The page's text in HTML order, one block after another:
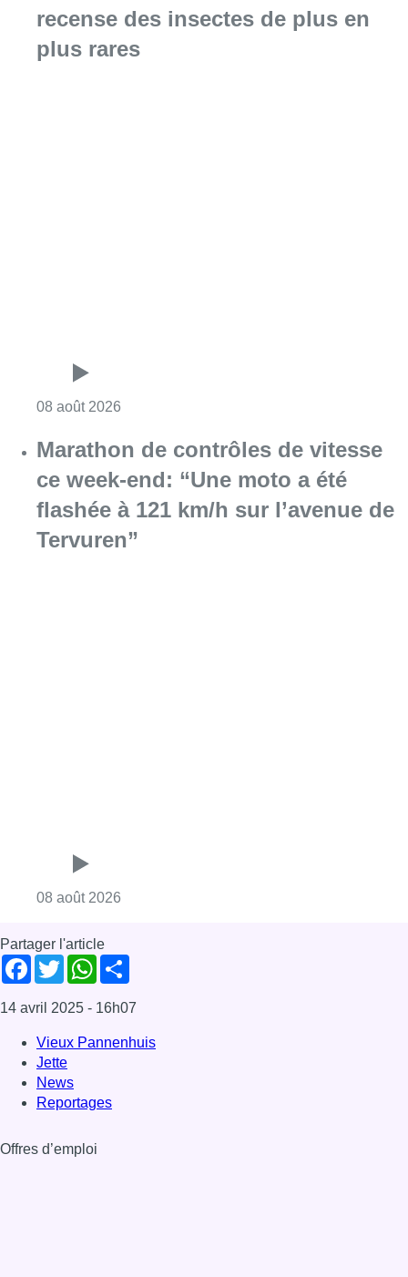
recense des insectes de plus en
plus rares
08 août 2026
Marathon de contrôles de vitesse
ce week-end: “Une moto a été
flashée à 121 km/h sur l’avenue de
Tervuren”
08 août 2026
Partager l'article
Facebook
TwitterWhatsApp
14 avril 2025 - 16h07
Vieux Pannenhuis
Jette
News
Reportages
Offres d’emploi